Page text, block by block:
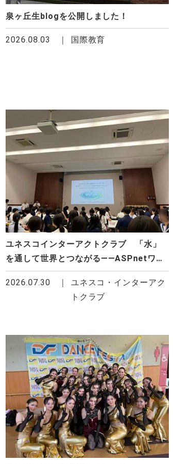
泉ヶ丘生blogを公開しました！
2026.08.03 国際教育
ユネスコインターアクトクラブ 「水」
を通して世界とつながる――ASPnetワー
クショップに参加
2026.07.30
ユネスコ・インターアク
トクラブ